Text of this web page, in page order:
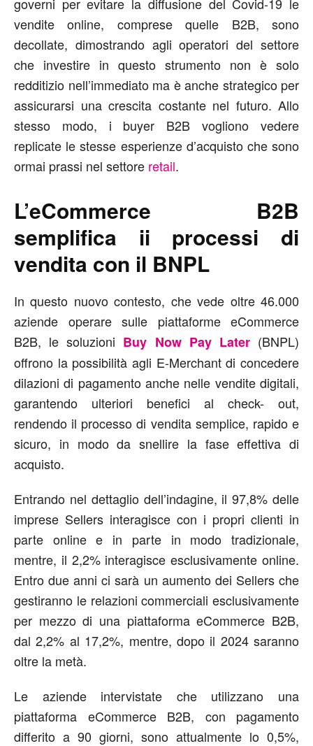
vendite online, comprese quelle B2B, sono
decollate, dimostrando agli operatori del settore
che investire in questo strumento non è solo
redditizio nell’immediato ma è anche strategico per
assicurarsi una crescita costante nel futuro. Allo
stesso modo, i buyer B2B vogliono vedere
replicate le stesse esperienze d’acquisto che sono
ormai prassi nel settore retail.
L’eCommerce B2B
semplifica ii processi di
vendita con il BNPL
In questo nuovo contesto, che vede oltre 46.000
aziende operare sulle piattaforme eCommerce
B2B, le soluzioni Buy Now Pay Later(BNPL)
offrono la possibilità agli E-Merchant di concedere
dilazioni di pagamento anche nelle vendite digitali,
garantendo ulteriori benefici al check- out,
rendendo il processo di vendita semplice, rapido e
sicuro, in modo da snellire la fase effettiva di
acquisto.
Entrando nel dettaglio dell’indagine, il 97,8% delle
imprese Sellers interagisce con i propri clienti in
parte online e in parte in modo tradizionale,
mentre, il 2,2% interagisce esclusivamente online.
Entro due anni ci sarà un aumento dei Sellers che
gestiranno le relazioni commerciali esclusivamente
per mezzo di una piattaforma eCommerce B2B,
dal 2,2% al 17,2%, mentre, dopo il 2024 saranno
oltre la metà.
Le aziende intervistate che utilizzano una
piattaforma eCommerce B2B, con pagamento
differito a 90 giorni, sono attualmente lo 0,5%,